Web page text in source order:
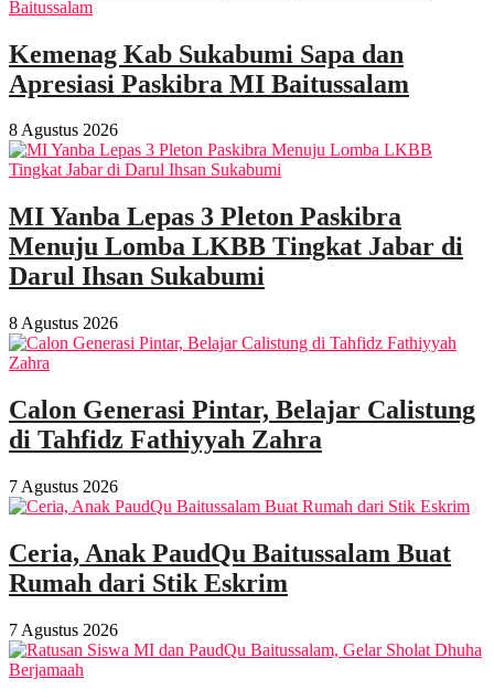
Kemenag Kab Sukabumi Sapa dan
Apresiasi Paskibra MI Baitussalam
8 Agustus 2026
MI Yanba Lepas 3 Pleton Paskibra
Menuju Lomba LKBB Tingkat Jabar di
Darul Ihsan Sukabumi
8 Agustus 2026
Calon Generasi Pintar, Belajar Calistung
di Tahfidz Fathiyyah Zahra
7 Agustus 2026
Ceria, Anak PaudQu Baitussalam Buat
Rumah dari Stik Eskrim
7 Agustus 2026